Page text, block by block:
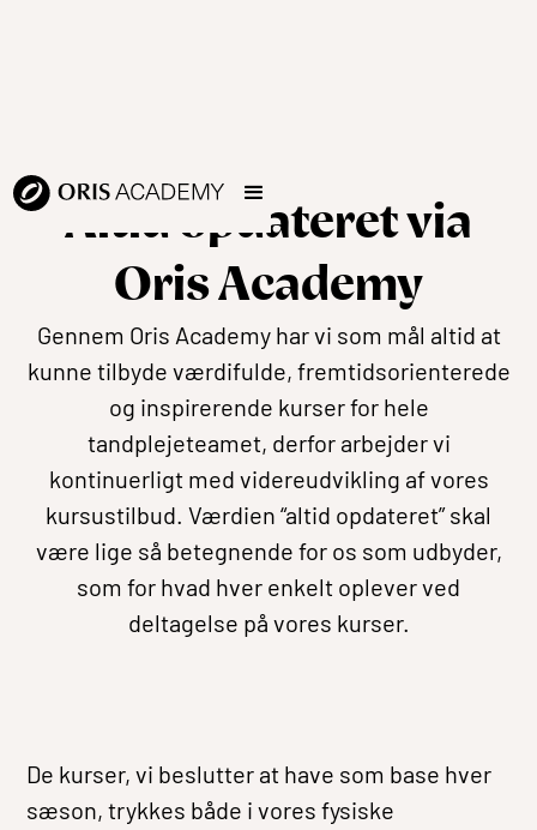
Altid opdateret via
Oris Academy
Gennem Oris Academy har vi som mål altid at
kunne tilbyde værdifulde, fremtidsorienterede
og inspirerende kurser for hele
tandplejeteamet, derfor arbejder vi
kontinuerligt med videreudvikling af vores
kursustilbud. Værdien “altid opdateret” skal
være lige så betegnende for os som udbyder,
som for hvad hver enkelt oplever ved
deltagelse på vores kurser.
De kurser, vi beslutter at have som base hver
sæson, trykkes både i vores fysiske